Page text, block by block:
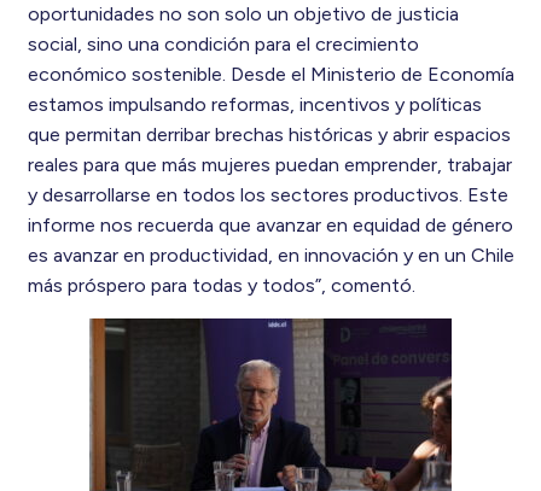
oportunidades no son solo un objetivo de justicia
social, sino una condición para el crecimiento
económico sostenible. Desde el Ministerio de Economía
estamos impulsando reformas, incentivos y políticas
que permitan derribar brechas históricas y abrir espacios
reales para que más mujeres puedan emprender, trabajar
y desarrollarse en todos los sectores productivos. Este
informe nos recuerda que avanzar en equidad de género
es avanzar en productividad, en innovación y en un Chile
más próspero para todas y todos”, comentó.